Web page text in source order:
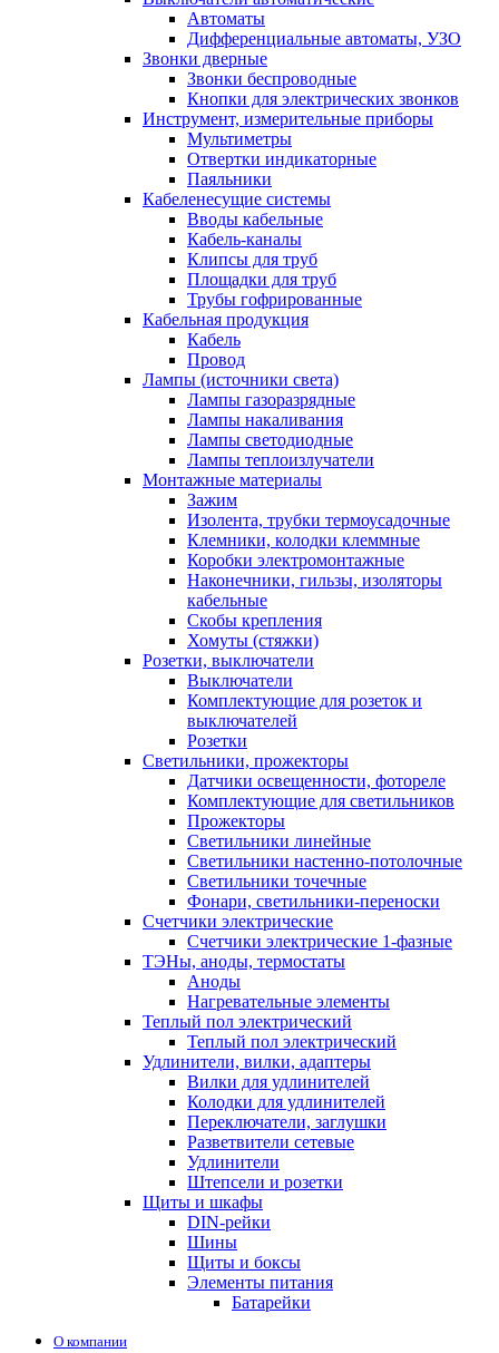
Автоматы
Дифференциальные автоматы, УЗО
Звонки дверные
Звонки беспроводные
Кнопки для электрических звонков
Инструмент, измерительные приборы
Мультиметры
Отвертки индикаторные
Паяльники
Кабеленесущие системы
Вводы кабельные
Кабель-каналы
Клипсы для труб
Площадки для труб
Трубы гофрированные
Кабельная продукция
Кабель
Провод
Лампы (источники света)
Лампы газоразрядные
Лампы накаливания
Лампы светодиодные
Лампы теплоизлучатели
Монтажные материалы
Зажим
Изолента, трубки термоусадочные
Клемники, колодки клеммные
Коробки электромонтажные
Наконечники, гильзы, изоляторы
кабельные
Скобы крепления
Хомуты (стяжки)
Розетки, выключатели
Выключатели
Комплектующие для розеток и
выключателей
Розетки
Светильники, прожекторы
Датчики освещенности, фотореле
Комплектующие для светильников
Прожекторы
Светильники линейные
Светильники настенно-потолочные
Светильники точечные
Фонари, светильники-переноски
Счетчики электрические
Счетчики электрические 1-фазные
ТЭНы, аноды, термостаты
Аноды
Нагревательные элементы
Теплый пол электрический
Теплый пол электрический
Удлинители, вилки, адаптеры
Вилки для удлинителей
Колодки для удлинителей
Переключатели, заглушки
Разветвители сетевые
Удлинители
Штепсели и розетки
Щиты и шкафы
DIN-рейки
Шины
Щиты и боксы
Элементы питания
Батарейки
О компании